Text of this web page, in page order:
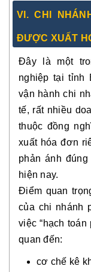
VI. CHI
ĐƯỢC XUẤT
Đây là một
nghiệp tại tỉnh
vận hành chi
tế, rất nhiều
thuộc đồng
xuất hóa đơn
phản ánh
hiện nay.
Điểm quan
của chi nhánh
việc “hạch
quan đến:
cơ chế kê